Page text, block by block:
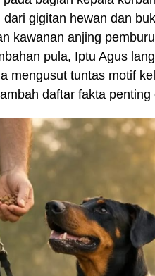
gigitan hewan dan
kawanan anjing
pula, Iptu Agus
mengusut tuntas motif
daftar fakta